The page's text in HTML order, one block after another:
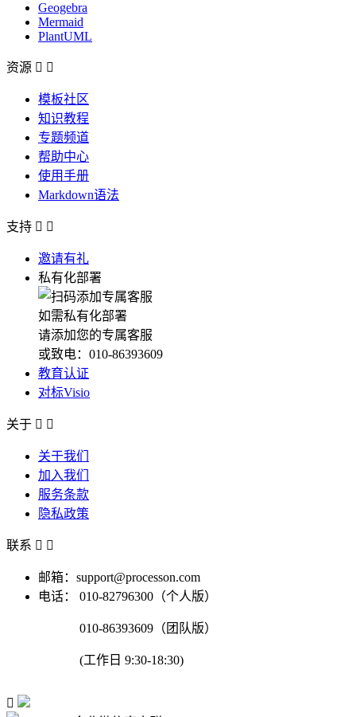
Geogebra
Mermaid
PlantUML
资源  
模板社区
知识教程
专题频道
帮助中心
使用手册
Markdown语法
支持  
邀请有礼
私有化部署
如需私有化部署
请添加您的专属客服
或致电：010-86393609
教育认证
对标Visio
关于  
关于我们
加入我们
服务条款
隐私政策
联系  
邮箱：support@processon.com
电话：
010-82796300（个人版）
010-86393609（团队版）
(工作日 9:30-18:30)
